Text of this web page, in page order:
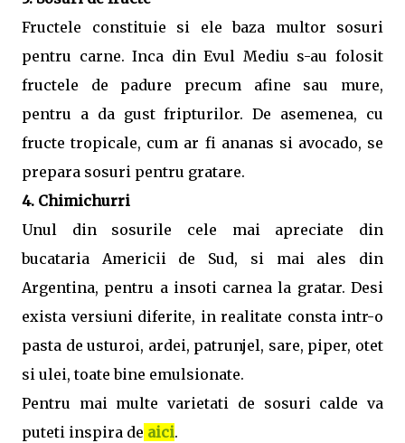
Fructele constituie si ele baza multor sosuri
pentru carne. Inca din Evul Mediu s-au folosit
fructele de padure precum afine sau mure,
pentru a da gust fripturilor. De asemenea, cu
fructe tropicale, cum ar fi ananas si avocado, se
prepara sosuri pentru gratare.
4. Chimichurri
Unul din sosurile cele mai apreciate din
bucataria Americii de Sud, si mai ales din
Argentina, pentru a insoti carnea la gratar. Desi
exista versiuni diferite, in realitate consta intr-o
pasta de usturoi, ardei, patrunjel, sare, piper, otet
si ulei, toate bine emulsionate.
Pentru mai multe varietati de sosuri calde va
puteti inspira de aici.